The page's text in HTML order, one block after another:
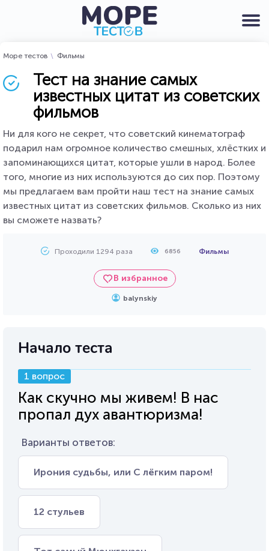
Море тестов Фильмы
Тест на знание самых
известных цитат из советских
фильмов
Ни для кого не секрет, что советский кинематограф
подарил нам огромное количество смешных, хлёстких и
запоминающихся цитат, которые ушли в народ. Более
того, многие из них используются до сих пор. Поэтому
мы предлагаем вам пройти наш тест на знание самых
известных цитат из советских фильмов. Сколько из них
вы сможете назвать?
Проходили 1294 раза 6856 Фильмы
В избранное
balynskiy
Начало теста
1 вопрос
Как скучно мы живем! В нас
пропал дух авантюризма!
Варианты ответов:
Ирония судьбы, или С лёгким паром!
12 стульев